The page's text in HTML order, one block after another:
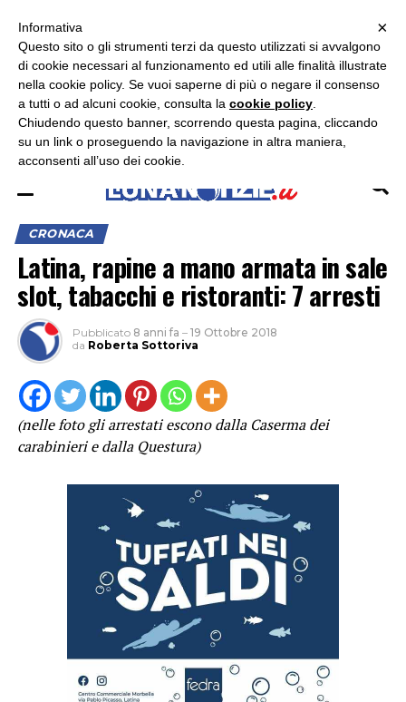
ASCOLTA RADIO LUNA
CRONACA
Latina, rapine a mano armata in sale
slot, tabacchi e ristoranti: 7 arresti
Pubblicato 8 anni fa – 19 Ottobre 2018
da Roberta Sottoriva
(nelle foto gli arrestati escono dalla Caserma dei
carabinieri e dalla Questura)
×
×
Informativa
Questo sito o gli strumenti terzi da questo utilizzati si avvalgono
di cookie necessari al funzionamento ed utili alle finalità illustrate
nella cookie policy. Se vuoi saperne di più o negare il consenso
a tutti o ad alcuni cookie, consulta la cookie policy
Chiudendo questo banner, scorrendo questa pagina, cliccando
su un link o proseguendo la navigazione in altra maniera,
acconsenti all’uso dei cookie.